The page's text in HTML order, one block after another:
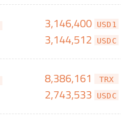
3,146,400 USD1
3,144,512 USDC
8,386,161 TRX
2,743,533 USDC